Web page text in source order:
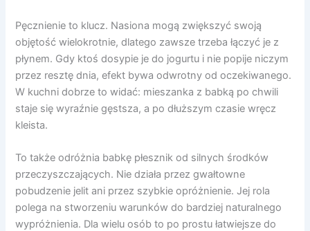
Pęcznienie to klucz. Nasiona mogą zwiększyć swoją
objętość wielokrotnie, dlatego zawsze trzeba łączyć je z
płynem. Gdy ktoś dosypie je do jogurtu i nie popije niczym
przez resztę dnia, efekt bywa odwrotny od oczekiwanego.
W kuchni dobrze to widać: mieszanka z babką po chwili
staje się wyraźnie gęstsza, a po dłuższym czasie wręcz
kleista.
To także odróżnia babkę płesznik od silnych środków
przeczyszczających. Nie działa przez gwałtowne
pobudzenie jelit ani przez szybkie opróżnienie. Jej rola
polega na stworzeniu warunków do bardziej naturalnego
wypróżnienia. Dla wielu osób to po prostu łatwiejsze do